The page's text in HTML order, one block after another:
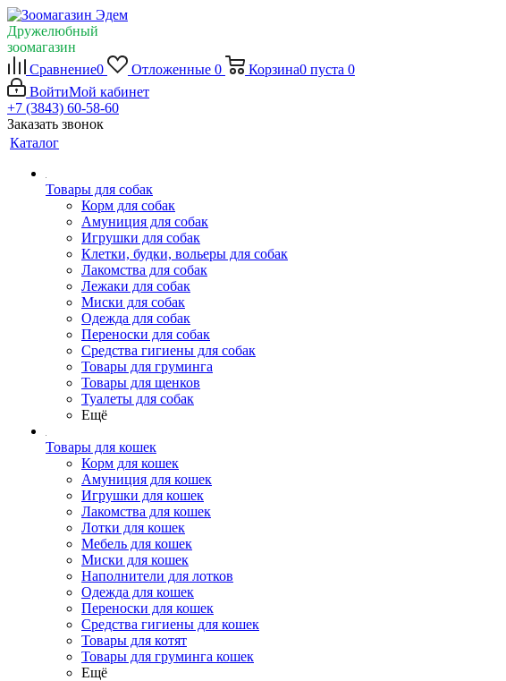
Дружелюбный
зоомагазин
Сравнение0 Отложенные 0 Корзина0 пуста 0
ВойтиМой кабинет
+7 (3843) 60-58-60
Заказать звонок
Каталог
Товары для собак
Корм для собак
Амуниция для собак
Игрушки для собак
Клетки, будки, вольеры для собак
Лакомства для собак
Лежаки для собак
Миски для собак
Одежда для собак
Переноски для собак
Средства гигиены для собак
Товары для груминга
Товары для щенков
Туалеты для собак
Ещё
Товары для кошек
Корм для кошек
Амуниция для кошек
Игрушки для кошек
Лакомства для кошек
Лотки для кошек
Мебель для кошек
Миски для кошек
Наполнители для лотков
Одежда для кошек
Переноски для кошек
Средства гигиены для кошек
Товары для котят
Товары для груминга кошек
Ещё